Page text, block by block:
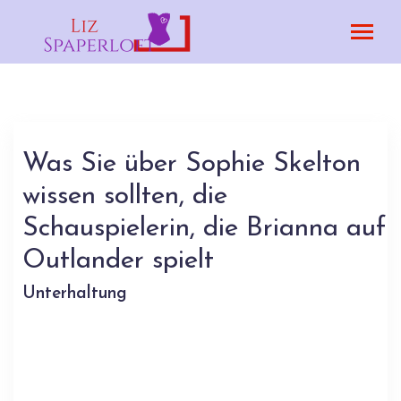
Was Sie über Sophie Skelton
wissen sollten, die
Schauspielerin, die Brianna auf
Outlander spielt
Unterhaltung